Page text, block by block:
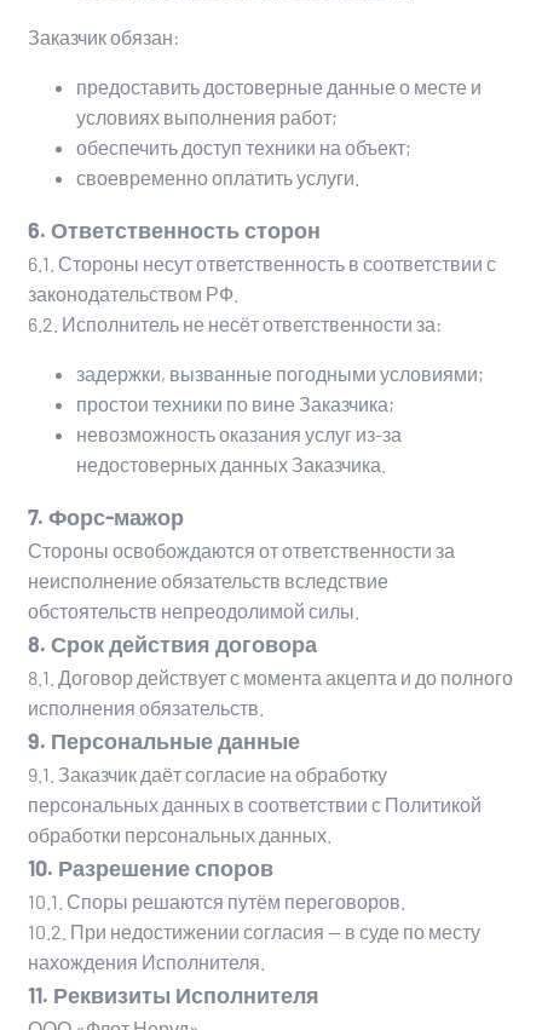
Заказчик обязан:
предоставить достоверные данные о месте и
условиях выполнения работ;
обеспечить доступ техники на объект;
своевременно оплатить услуги.
6. Ответственность сторон
6.1. Стороны несут ответственность в соответствии с
законодательством РФ.
6.2. Исполнитель не несёт ответственности за:
задержки, вызванные погодными условиями;
простои техники по вине Заказчика;
невозможность оказания услуг из-за
недостоверных данных Заказчика.
7. Форс-мажор
Стороны освобождаются от ответственности за
неисполнение обязательств вследствие
обстоятельств непреодолимой силы.
8. Срок действия договора
8.1. Договор действует с момента акцепта и до полного
исполнения обязательств.
9. Персональные данные
9.1. Заказчик даёт согласие на обработку
персональных данных в соответствии с Политикой
обработки персональных данных.
10. Разрешение споров
10.1. Споры решаются путём переговоров.
10.2. При недостижении согласия — в суде по месту
нахождения Исполнителя.
11. Реквизиты Исполнителя